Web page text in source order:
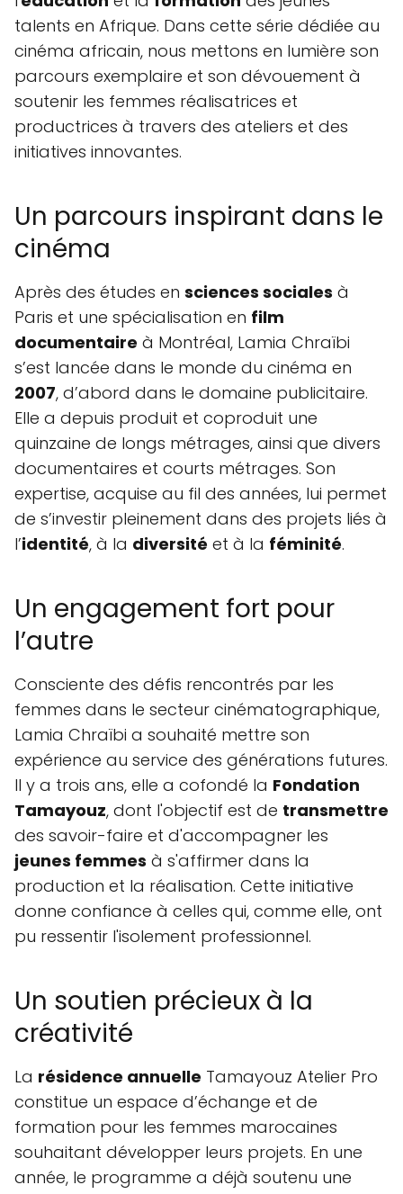
talents en Afrique. Dans cette série dédiée au
cinéma africain, nous mettons en lumière son
parcours exemplaire et son dévouement à
soutenir les femmes réalisatrices et
productrices à travers des ateliers et des
initiatives innovantes.
Un parcours inspirant dans le
cinéma
Après des études en sciences sociales à
Paris et une spécialisation en film
documentaire à Montréal, Lamia Chraïbi
s’est lancée dans le monde du cinéma en
2007, d’abord dans le domaine publicitaire.
Elle a depuis produit et coproduit une
quinzaine de longs métrages, ainsi que divers
documentaires et courts métrages. Son
expertise, acquise au fil des années, lui permet
de s’investir pleinement dans des projets liés à
l’identité, à la diversité et à la féminité.
Un engagement fort pour
l’autre
Consciente des défis rencontrés par les
femmes dans le secteur cinématographique,
Lamia Chraïbi a souhaité mettre son
expérience au service des générations futures.
Il y a trois ans, elle a cofondé la Fondation
Tamayouz, dont l'objectif est de transmettre
des savoir-faire et d'accompagner les
jeunes femmes à s'affirmer dans la
production et la réalisation. Cette initiative
donne confiance à celles qui, comme elle, ont
pu ressentir l'isolement professionnel.
Un soutien précieux à la
créativité
La résidence annuelle Tamayouz Atelier Pro
constitue un espace d’échange et de
formation pour les femmes marocaines
souhaitant développer leurs projets. En une
année, le programme a déjà soutenu une